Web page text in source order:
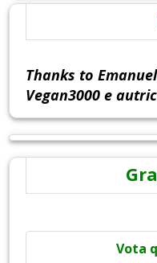
Thanks to
Vegan3000 e
Vota